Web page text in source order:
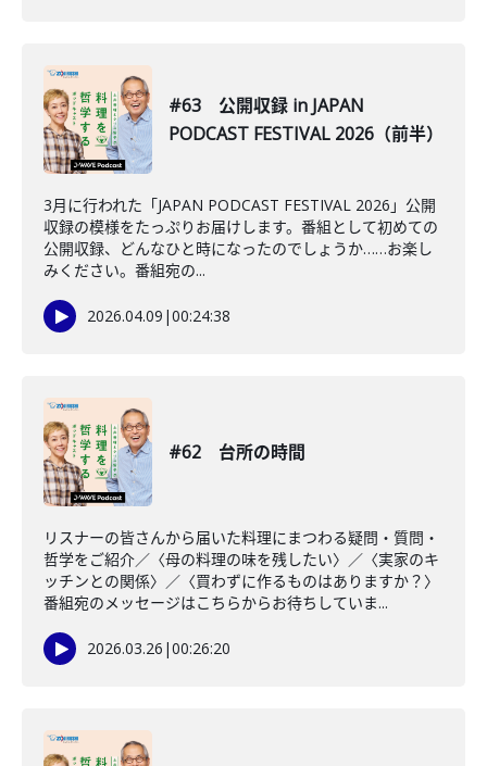
#63 公開収録 in JAPAN
PODCAST FESTIVAL 2026（前半）
3月に行われた「JAPAN PODCAST FESTIVAL 2026」公開
収録の模様をたっぷりお届けします。番組として初めての
公開収録、どんなひと時になったのでしょうか……お楽し
みください。番組宛の...
2026.04.09 |00:24:38
#62 台所の時間
リスナーの皆さんから届いた料理にまつわる疑問・質問・
哲学をご紹介／〈母の料理の味を残したい〉／〈実家のキ
ッチンとの関係〉／〈買わずに作るものはありますか？〉
番組宛のメッセージはこちらからお待ちしていま...
2026.03.26 |00:26:20